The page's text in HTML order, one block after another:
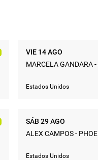
MARCELA GANDARA -
VIE 14 AGO
Estados Unidos
ALEX CAMPOS -
SÁB 29 AGO
Estados Unidos